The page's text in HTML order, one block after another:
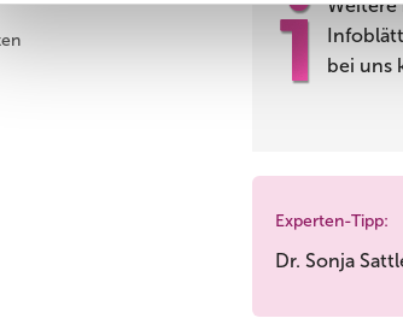
bei uns
Experten-Tipp:
Dr. Sonja